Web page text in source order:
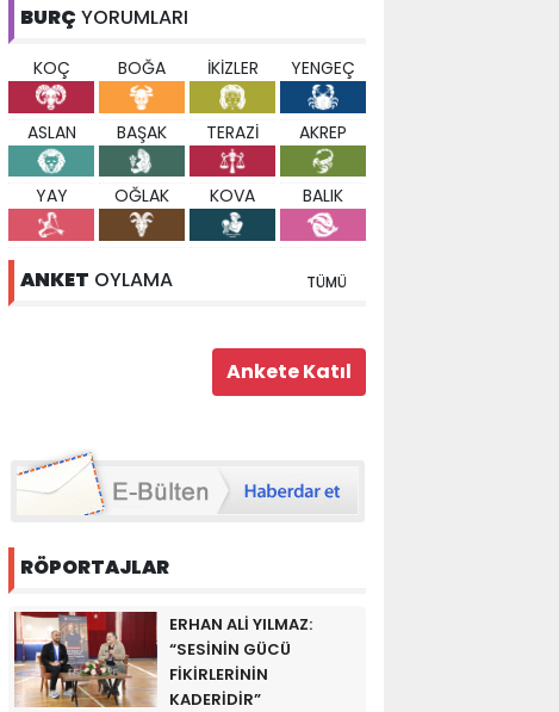
BURÇ YORUMLARI
KOÇ BOĞA İKİZLER YENGEÇ
ASLAN BAŞAK TERAZİ AKREP
YAY OĞLAK KOVA BALIK
ANKET OYLAMA TÜMÜ
RÖPORTAJLAR
ERHAN ALİ YILMAZ:
“SESİNİN GÜCÜ
FİKİRLERİNİN
KADERİDİR”